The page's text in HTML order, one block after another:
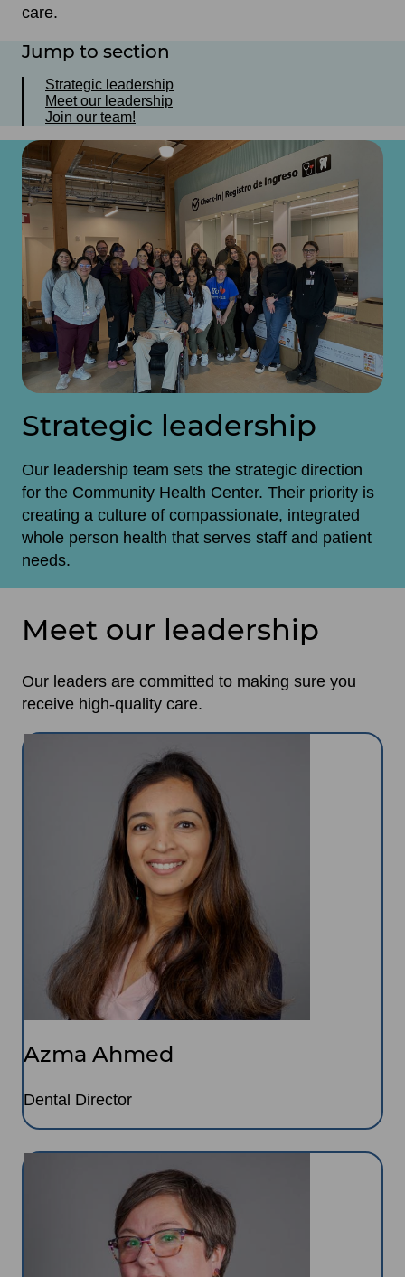
care.
Jump to section
Strategic leadership
Meet our leadership
Join our team!
Strategic leadership
Our leadership team sets the strategic direction
for the Community Health Center. Their priority is
creating a culture of compassionate, integrated
whole person health that serves staff and patient
needs.
Meet our leadership
Our leaders are committed to making sure you
receive high-quality care.
Azma Ahmed
Dental Director